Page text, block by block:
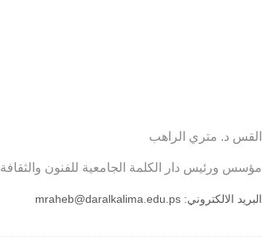
القس د. متري الراهب
مؤسس ورئيس دار الكلمة الجامعية للفنون والثقافة
البريد الالكتروني:mraheb@daralkalima.edu.ps